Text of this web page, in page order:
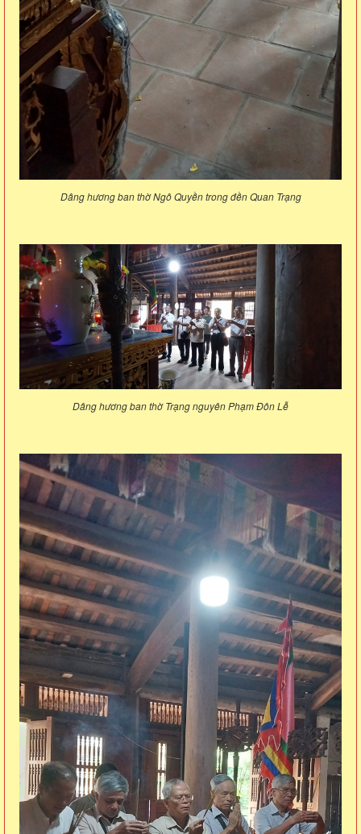
Dâng hương ban thờ Ngô Quyền trong đền Quan Trạng
Dâng hương ban thờ Trạng nguyên Phạm Đôn Lễ